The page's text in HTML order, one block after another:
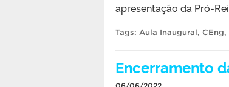
apresentação da Pró-
Tags: Aula Inaugural, CEng,
Encerramento
06/06/2022